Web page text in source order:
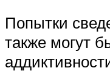
Попытки
также могут